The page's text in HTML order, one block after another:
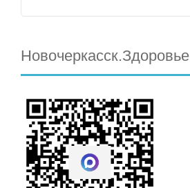
Новочеркасск.Здоровье